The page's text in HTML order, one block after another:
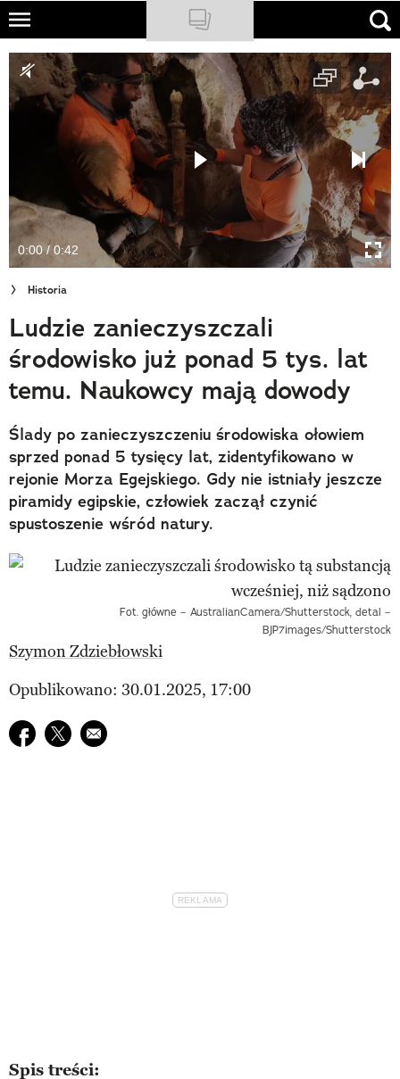
Skip
main
content
NATIONAL GEOGRAPHIC
TRAVELER
PODCASTY
Newsletter
Cuda Polski
Wielki Konkurs Fotograficzny
Trendbook Podróżniczy
Polecane
0:00 / 0:42
Historia
Ludzie zanieczyszczali
środowisko już ponad 5 tys. lat
temu. Naukowcy mają dowody
Ślady po zanieczyszczeniu środowiska ołowiem
sprzed ponad 5 tysięcy lat, zidentyfikowano w
rejonie Morza Egejskiego. Gdy nie istniały jeszcze
piramidy egipskie, człowiek zaczął czynić
spustoszenie wśród natury.
Fot. główne – AustralianCamera/Shutterstock, detal –
BJP7images/Shutterstock
Szymon Zdziebłowski
Opublikowano: 30.01.2025, 17:00
Udostępnij na facebook
Udostępnij na twitter
E-mail do przyjaciela
Spis treści: